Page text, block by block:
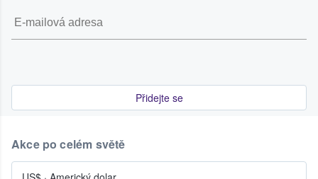
Přidejte se
Akce po celém světě